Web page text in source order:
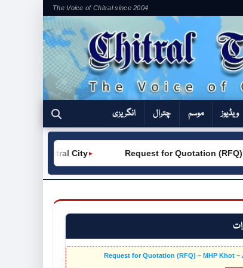
The Voice of Chitral since 2004
ویڈیوز موسم چترال انگریزی
Request for Quotation (RFQ) –
►
(W) Chitral City
Request for Quotation (RFQ) – MHP Khot –